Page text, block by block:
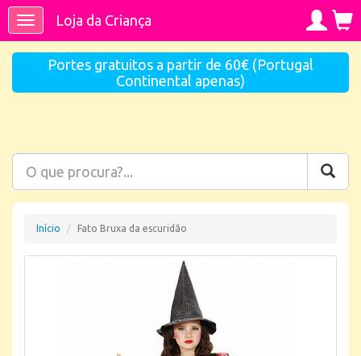
ToggleLoja da Criança
Portes gratuitos a partir de 60€ (Portugal
Continental apenas)
Início Fato Bruxa da escuridão